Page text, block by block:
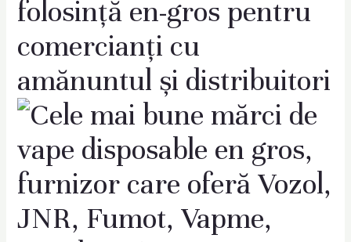
folosință en-gros pentru
comercianți cu
amănuntul și distribuitori